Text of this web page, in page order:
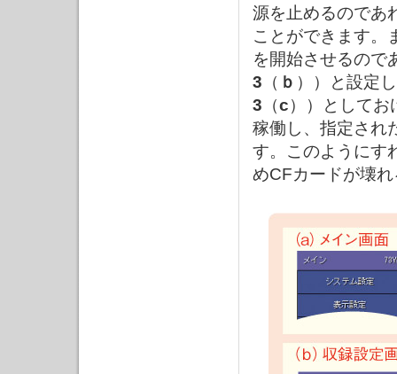
源を止めるのであ
ことができます。
を開始させるので
3 （ ｂ ））と設定
3 （c））として
稼働し、指定され
す。このようにす
めCFカードが壊